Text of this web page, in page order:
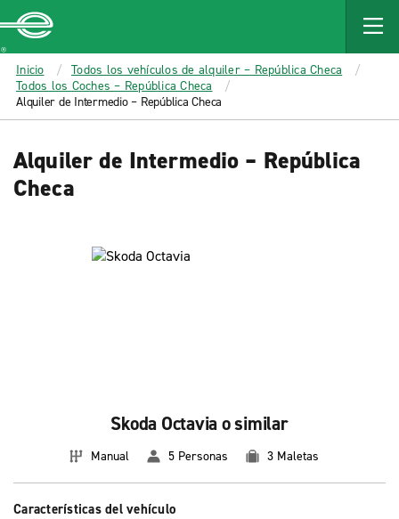
MAIN
CONTENT
Enterprise
Inicio
Todos los vehículos de alquiler – República Checa
Todos los Coches – República Checa
Alquiler de Intermedio – República Checa
Alquiler de Intermedio – República
Checa
Skoda Octavia o similar
Manual 5 Personas 3 Maletas
Características del vehículo